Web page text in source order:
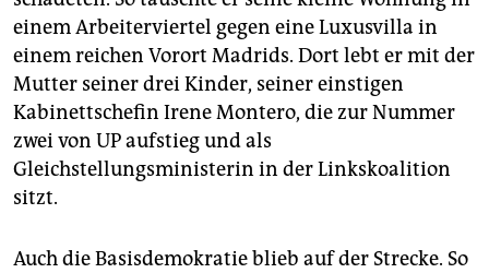
einem Arbeiterviertel gegen eine Luxusvilla in
einem reichen Vorort Madrids. Dort lebt er mit der
Mutter seiner drei Kinder, seiner einstigen
Kabinettschefin Irene Montero, die zur Nummer
zwei von UP aufstieg und als
Gleichstellungsministerin in der Links­koalition
sitzt.
Auch die Basisdemokratie blieb auf der Strecke. So